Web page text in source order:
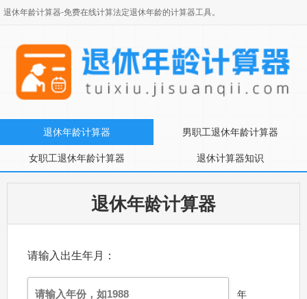
退休年龄计算器-免费在线计算法定退休年龄的计算器工具。
退休年龄计算器 男职工退休年龄计算器
女职工退休年龄计算器 退休计算器知识
退休年龄计算器
请输入出生年月：
年